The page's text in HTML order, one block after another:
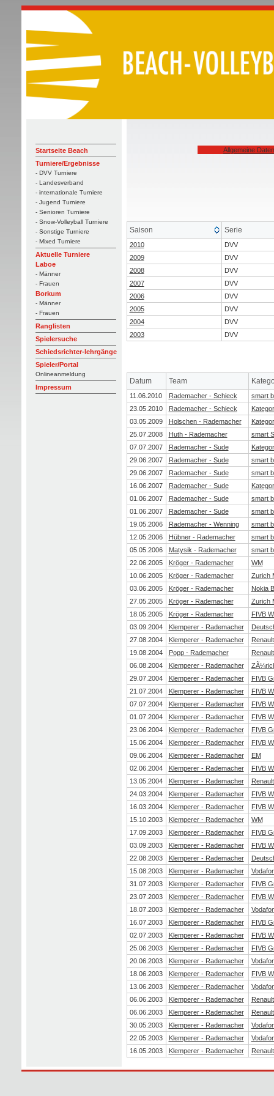
Startseite Beach
Turniere/Ergebnisse
- DVV Turniere
- Landesverband
- internationale Turniere
- Jugend Turniere
- Senioren Turniere
- Snow-Volleyball Turniere
- Sonstige Turniere
- Mixed Turniere
Aktuelle Turniere
Laboe
- Männer
- Frauen
Borkum
- Männer
- Frauen
Ranglisten
Spielersuche
Schiedsrichter-lehrgänge
Spieler/Portal
Onlineanmeldung
Impressum
Allgemeine
Saison Serie
2010
DVV
2009
DVV
2008
DVV
2007
DVV
2006
DVV
2005
DVV
2004
DVV
2003
DVV
Datum Team
11.06.2010 Rademacher - Schieck
smart
23.05.2010
Rademacher - Schieck
03.05.2009
Holschen - Rademacher
25.07.2008
Huth - Rademacher
smart
07.07.2007
Rademacher - Sude
29.06.2007
Rademacher - Sude
smart
29.06.2007
Rademacher - Sude
smart
16.06.2007
Rademacher - Sude
01.06.2007
Rademacher - Sude
smart
01.06.2007
Rademacher - Sude
smart
19.05.2006
Rademacher - Wenning
smart
12.05.2006
Hübner - Rademacher
smart
05.05.2006
Matysik - Rademacher
smart
22.06.2005
Kröger - Rademacher
WM
10.06.2005
Kröger - Rademacher
Zurich
03.06.2005
Kröger - Rademacher
Nokia
27.05.2005
Kröger - Rademacher
Zurich
18.05.2005
Kröger - Rademacher
FIVB
03.09.2004
Klemperer - Rademacher
27.08.2004
Klemperer - Rademacher
19.08.2004
Popp - Rademacher
06.08.2004
Klemperer - Rademacher
29.07.2004
Klemperer - Rademacher
FIVB
21.07.2004
Klemperer - Rademacher
FIVB
07.07.2004
Klemperer - Rademacher
FIVB
01.07.2004
Klemperer - Rademacher
FIVB
23.06.2004
Klemperer - Rademacher
FIVB
15.06.2004
Klemperer - Rademacher
FIVB
09.06.2004
Klemperer - Rademacher
EM
02.06.2004
Klemperer - Rademacher
FIVB
13.05.2004
Klemperer - Rademacher
24.03.2004
Klemperer - Rademacher
FIVB
16.03.2004
Klemperer - Rademacher
FIVB
15.10.2003
Klemperer - Rademacher
WM
17.09.2003
Klemperer - Rademacher
FIVB
03.09.2003
Klemperer - Rademacher
FIVB
22.08.2003
Klemperer - Rademacher
15.08.2003
Klemperer - Rademacher
31.07.2003
Klemperer - Rademacher
FIVB
23.07.2003
Klemperer - Rademacher
FIVB
18.07.2003
Klemperer - Rademacher
16.07.2003
Klemperer - Rademacher
FIVB
02.07.2003
Klemperer - Rademacher
FIVB
25.06.2003
Klemperer - Rademacher
FIVB
20.06.2003
Klemperer - Rademacher
18.06.2003
Klemperer - Rademacher
FIVB
13.06.2003
Klemperer - Rademacher
06.06.2003
Klemperer - Rademacher
06.06.2003
Klemperer - Rademacher
30.05.2003
Klemperer - Rademacher
22.05.2003
Klemperer - Rademacher
16.05.2003
Klemperer - Rademacher